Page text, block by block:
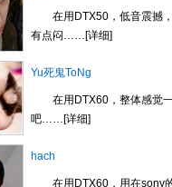
有点闷……
在用DTX60，整体感觉一
吧…… [详细]
在用DTX60，用在sony的
上 效果不错……
[详细]